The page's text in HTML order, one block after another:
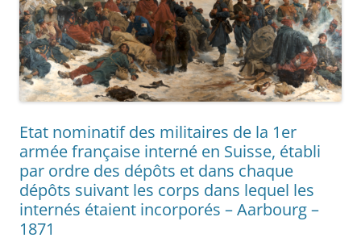
Etat nominatif des militaires de la 1er
armée française interné en Suisse, établi
par ordre des dépôts et dans chaque
dépôts suivant les corps dans lequel les
internés étaient incorporés – Aarbourg –
1871